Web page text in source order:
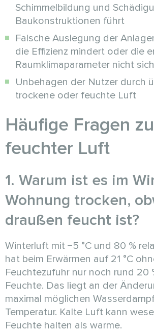
Schimmelbildung und
Baukonstruktionen führt
Falsche Auslegung der
die Effizienz mindert oder die
Raumklimaparameter nicht
Unbehagen der Nutzer durch
trockene oder feuchte Luft
Häufige Fragen zu
feuchter Luft
1. Warum ist es im
Wohnung trocken,
draußen feucht ist?
Winterluft mit −5 °C und 80 %
hat beim Erwärmen auf 21 °C
Feuchtezufuhr nur noch rund 20
Feuchte. Das liegt an der
maximal möglichen
Temperatur. Kalte Luft kann
Feuchte halten als warme.